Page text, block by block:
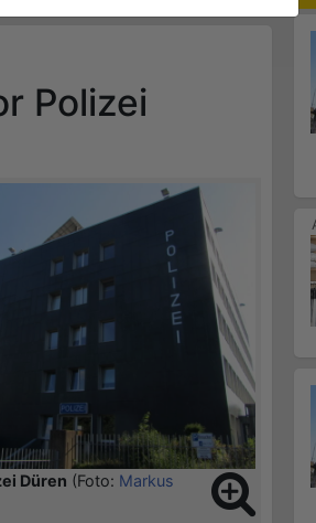
Polizei
Düren (Foto: Markus